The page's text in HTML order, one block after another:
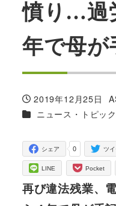
憤り…過
年で母が
投稿日
2019年12月25日
カテゴリー
ニュース・トピッ
0
シェア ツ
LINE Pocket
再び違法残業、